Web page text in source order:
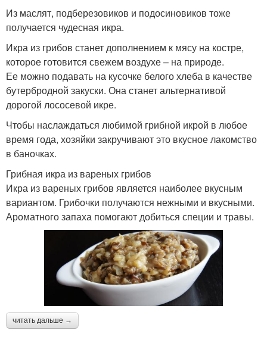
Из маслят, подберезовиков и подосиновиков тоже
получается чудесная икра.
Икра из грибов станет дополнением к мясу на костре,
которое готовится свежем воздухе – на природе.
Ее можно подавать на кусочке белого хлеба в качестве
бутербродной закуски. Она станет альтернативой
дорогой лососевой икре.
Чтобы наслаждаться любимой грибной икрой в любое
время года, хозяйки закручивают это вкусное лакомство
в баночках.
Грибная икра из вареных грибов
Икра из вареных грибов является наиболее вкусным
вариантом. Грибочки получаются нежными и вкусными.
Ароматного запаха помогают добиться специи и травы.
читать дальше →